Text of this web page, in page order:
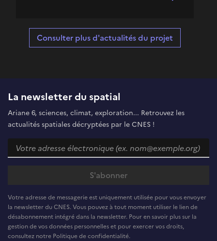
Consulter plus d'actualités du projet
La newsletter du spatial
Ariane 6, sciences, climat, exploration... Retrouvez les
actualités spatiales décryptées par le CNES !
Votre adresse de messagerie est uniquement utilisée pour vous envoyer
la newsletter du CNES. Vous pouvez à tout moment utiliser le lien de
désabonnement intégré dans la newsletter. Pour en savoir plus sur la
gestion de vos données personnelles et pour exercer vos droits,
consultez notre Politique de confidentialité.